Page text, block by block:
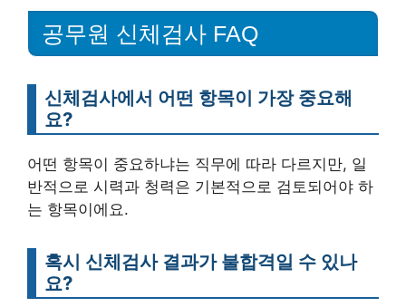
공무원 신체검사 FAQ
신체검사에서 어떤 항목이 가장 중요해
요?
어떤 항목이 중요하냐는 직무에 따라 다르지만, 일
반적으로 시력과 청력은 기본적으로 검토되어야 하
는 항목이에요.
혹시 신체검사 결과가 불합격일 수 있나
요?